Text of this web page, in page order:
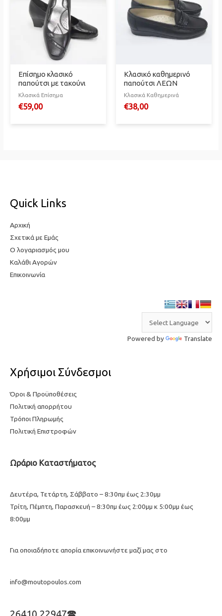
Επίσημο κλασικό
παπούτσι με τακούνι
Κλασικά Επίσημα
€59,00
Κλασικό καθημερινό
παπούτσι ΛΕΩΝ
Κλασικά Καθημερινά
€38,00
Quick Links
Αρχική
Σχετικά με Εμάς
Ο λογαριασμός μου
Καλάθι Αγορών
Επικοινωνία
Powered by Translate
Χρήσιμοι Σύνδεσμοι
Όροι & Προϋποθέσεις
Πολιτική απορρήτου
Τρόποι Πληρωμής
Πολιτική Επιστροφών
Ωράριο Καταστήματος
Δευτέρα, Τετάρτη, Σάββατο – 8:30πμ έως 2:30μμ
Τρίτη, Πέμπτη, Παρασκευή – 8:30πμ έως 2:00μμ κ 5:00μμ έως
8:00μμ
Για οποιαδήποτε απορία επικοινωνήστε μαζί μας στο
info@moutopoulos.com